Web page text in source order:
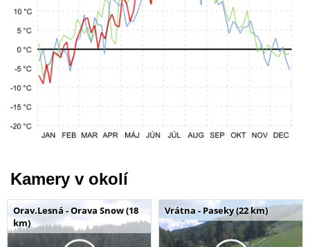
Kamery v okolí
Orav.Lesná - Orava Snow (18
km)
Vrátna - Paseky (22 km)